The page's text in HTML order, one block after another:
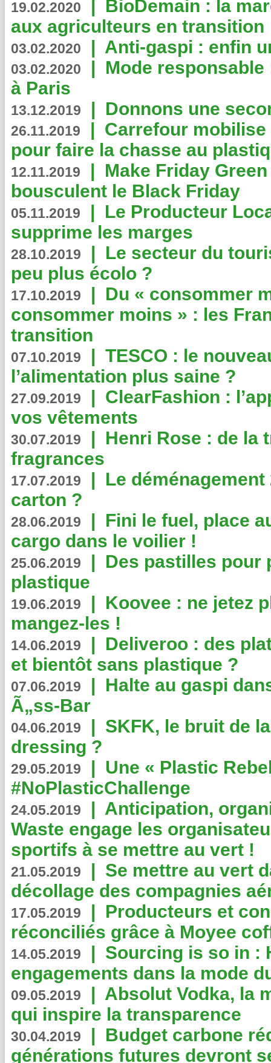
19.02.2020 | BioDemain : la
aux agriculteurs en transition
03.02.2020 | Anti-gaspi : enfin
03.02.2020 | Mode
à Paris
13.12.2019 | Donnons une
26.11.2019 | Carrefour
pour faire la chasse au
12.11.2019 | Make Friday
bousculent le Black Friday
05.11.2019 | Le Producteur
supprime les marges
28.10.2019 | Le secteur du
peu plus écolo ?
17.10.2019 | Du « consommer
consommer moins » : les
transition
07.10.2019 | TESCO : le
l’alimentation plus saine ?
27.09.2019 | ClearFashion :
vos vêtements
30.07.2019 | Henri Rose : de la
fragrances
17.07.2019 | Le
carton ?
28.06.2019 | Fini le fuel, place
cargo dans le voilier !
25.06.2019 | Des pastilles pour
plastique
19.06.2019 | Koovee : ne jetez
mangez-les !
14.06.2019 | Deliveroo : des
et bientôt sans plastique ?
07.06.2019 | Halte au gaspi
Ã„ss-Bar
04.06.2019 | SKFK, le bruit de
dressing ?
29.05.2019 | Une « Plastic
#NoPlasticChallenge
24.05.2019 | Anticipation,
Waste engage les
sportifs à se mettre au vert !
21.05.2019 | Se mettre au vert
décollage des compagnies
17.05.2019 | Producteurs et
réconciliés grâce à Moyee
14.05.2019 | Sourcing is so in :
engagements dans la mode
09.05.2019 | Absolut Vodka, la
qui inspire la transparence
30.04.2019 | Budget carbone
générations futures devront